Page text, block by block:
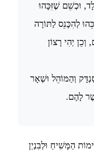
וּכְשֵׁם שֶׁזִּכָּהוּ
לְהִכָּנֵס לַתּוֹרָה
יְהִי רָצוֹן
וְהַמּוֹהֵל וּשְׁאָר
לָהֶם.
הַמָּשִׁיחַ וּלְבִנְיַן